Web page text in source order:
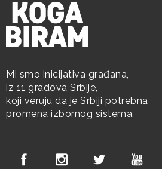
Mi smo inicijativa građana,
iz 11 gradova Srbije,
koji veruju da je Srbiji potrebna
promena izbornog sistema.